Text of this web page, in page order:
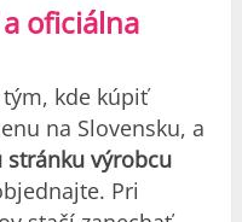
oficiálna
kde kúpiť
na Slovensku, a
výrobcu
Pri